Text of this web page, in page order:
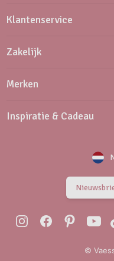
Klantenservice
Zakelijk
Merken
Inspiratie & Cadeau
©